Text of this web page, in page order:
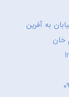
به آفرین